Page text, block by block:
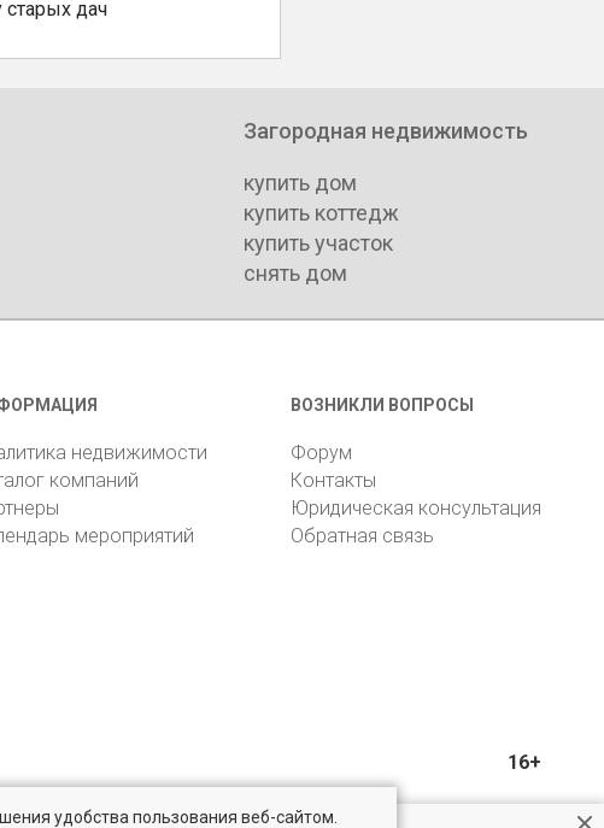
дач
Загородная недвижимость
купить дом
купить коттедж
купить участок
снять дом
недвижимости
компаний
мероприятий
ВОЗНИКЛИ ВОПРОСЫ
Форум
Контакты
Юридическая консультация
Обратная связь
16+
удобства пользования веб-сайтом.